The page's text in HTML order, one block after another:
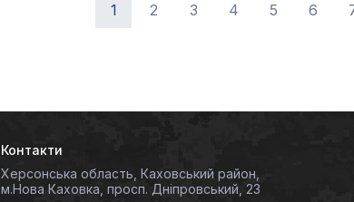
1 2 3 4 5 6
Контакти
Херсонська область, Каховський район,
м.Нова Каховка, просп. Дніпровський, 23